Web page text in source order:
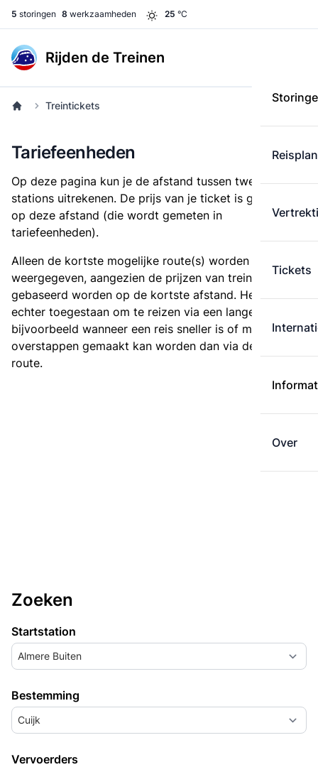
5 storingen 8 werkzaamheden 25 °C
Rijden de Treinen
Tickets
Over
Treintickets
Tariefeenheden
Op deze pagina kun je de afstand tussen twee
stations uitrekenen. De prijs van je ticket is gebaseerd
op deze afstand (die wordt gemeten in
tariefeenheden).
Alleen de kortste mogelijke route(s) worden
weergegeven, aangezien de prijzen van treintickets
gebaseerd worden op de kortste afstand. Het is
echter toegestaan om te reizen via een langere route,
bijvoorbeeld wanneer een reis sneller is of met minder
overstappen gemaakt kan worden dan via de kortste
route.
Zoeken
Startstation
Almere Buiten
Bestemming
Cuijk
Vervoerders